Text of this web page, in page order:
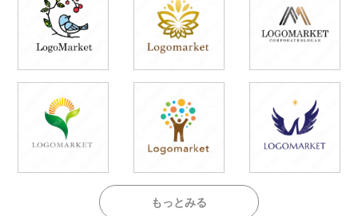
もっとみる